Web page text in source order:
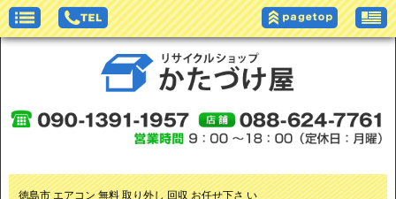
徳島市 エアコン 無料 取り外し 回収 お任せ下さ い